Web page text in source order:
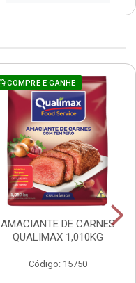
COMPRE E GANHE
AMACIANTE DE CARNES
QUALIMAX 1,010KG
Código: 15750